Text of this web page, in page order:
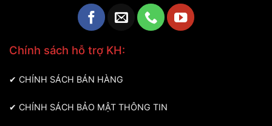
Chính sách hỗ trợ KH:
✔ CHÍNH SÁCH BÁN HÀNG
✔ CHÍNH SÁCH BẢO MẬT THÔNG TIN